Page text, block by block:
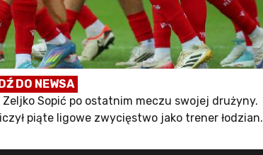
DO NEWSA
Sopić po ostatnim meczu swojej drużyny.
piąte ligowe zwycięstwo jako trener łodzian.